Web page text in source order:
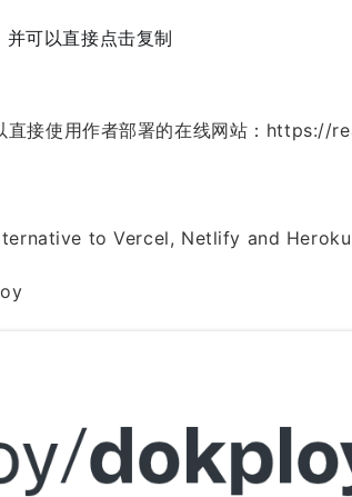
可以直接点击复制
接使用作者部署的在线网站： https://
to Vercel, Netlify and